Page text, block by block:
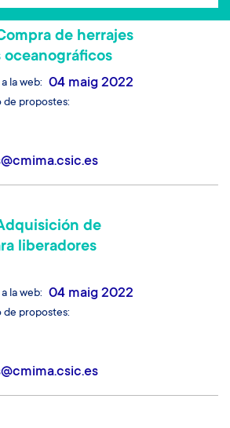
de herrajes
oceanográficos
la web 04 maig 2022
de propostes
de
liberadores
la web 04 maig 2022
de propostes